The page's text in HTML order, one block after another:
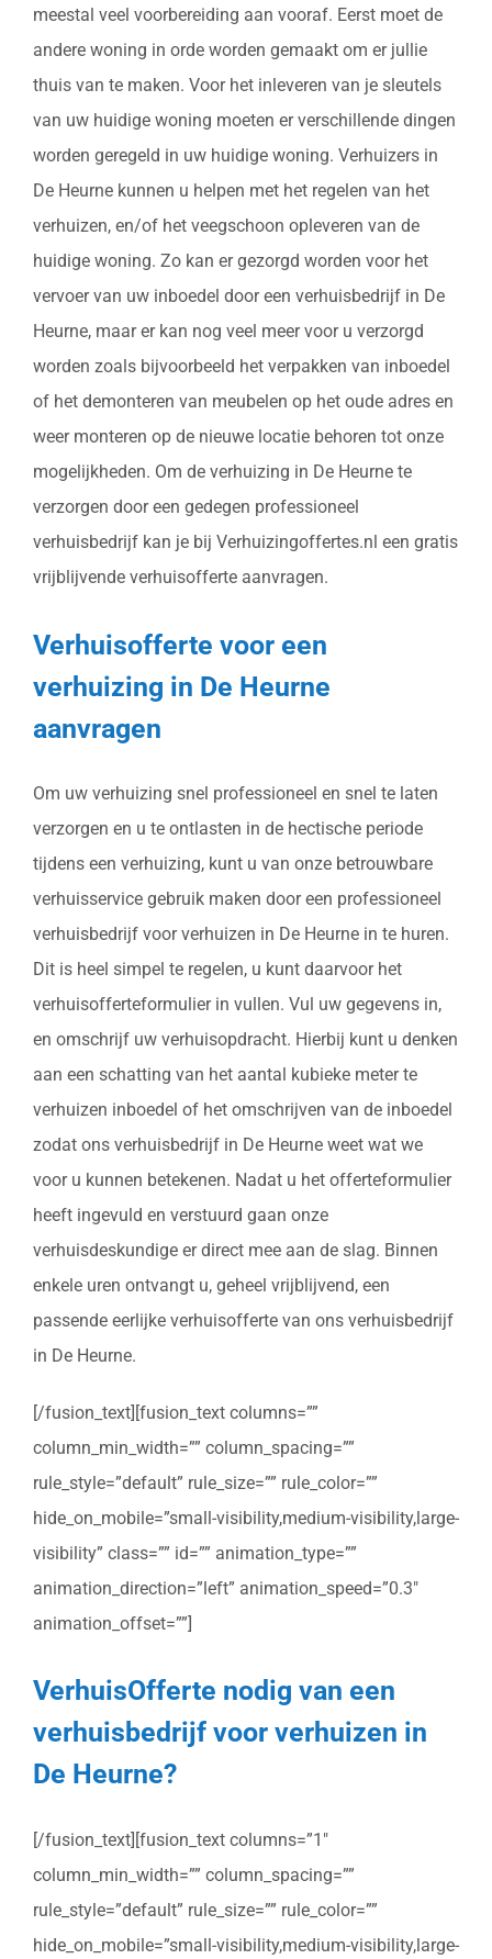
meestal veel voorbereiding aan vooraf. Eerst moet de
andere woning in orde worden gemaakt om er jullie
thuis van te maken. Voor het inleveren van je sleutels
van uw huidige woning moeten er verschillende dingen
worden geregeld in uw huidige woning. Verhuizers in
De Heurne kunnen u helpen met het regelen van het
verhuizen, en/of het veegschoon opleveren van de
huidige woning. Zo kan er gezorgd worden voor het
vervoer van uw inboedel door een verhuisbedrijf in De
Heurne, maar er kan nog veel meer voor u verzorgd
worden zoals bijvoorbeeld het verpakken van inboedel
of het demonteren van meubelen op het oude adres en
weer monteren op de nieuwe locatie behoren tot onze
mogelijkheden. Om de verhuizing in De Heurne te
verzorgen door een gedegen professioneel
verhuisbedrijf kan je bij Verhuizingoffertes.nl een gratis
vrijblijvende verhuisofferte aanvragen.
Verhuisofferte voor een
verhuizing in De Heurne
aanvragen
Om uw verhuizing snel professioneel en snel te laten
verzorgen en u te ontlasten in de hectische periode
tijdens een verhuizing, kunt u van onze betrouwbare
verhuisservice gebruik maken door een professioneel
verhuisbedrijf voor verhuizen in De Heurne in te huren.
Dit is heel simpel te regelen, u kunt daarvoor het
verhuisofferteformulier in vullen. Vul uw gegevens in,
en omschrijf uw verhuisopdracht. Hierbij kunt u denken
aan een schatting van het aantal kubieke meter te
verhuizen inboedel of het omschrijven van de inboedel
zodat ons verhuisbedrijf in De Heurne weet wat we
voor u kunnen betekenen. Nadat u het offerteformulier
heeft ingevuld en verstuurd gaan onze
verhuisdeskundige er direct mee aan de slag. Binnen
enkele uren ontvangt u, geheel vrijblijvend, een
passende eerlijke verhuisofferte van ons verhuisbedrijf
in De Heurne.
[/fusion_text][fusion_text columns=””
column_min_width=”” column_spacing=””
rule_style=”default” rule_size=”” rule_color=””
hide_on_mobile=”small-visibility,medium-visibility,large-
visibility” class=”” id=”” animation_type=””
animation_direction=”left” animation_speed=”0.3″
animation_offset=””]
VerhuisOfferte nodig van een
verhuisbedrijf voor verhuizen in
De Heurne?
[/fusion_text][fusion_text columns=”1″
column_min_width=”” column_spacing=””
rule_style=”default” rule_size=”” rule_color=””
hide_on_mobile=”small-visibility,medium-visibility,large-